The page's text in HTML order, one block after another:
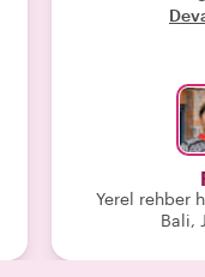
Yerel rehber
Bali,